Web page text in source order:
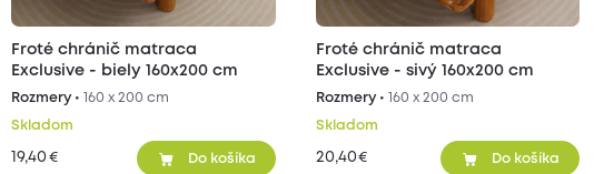
Froté chránič matraca
Exclusive - biely 160x200 cm
Rozmery • 160 x 200 cm
Skladom
19,40 € Do košíka
Froté chránič matraca
Exclusive - sivý 160x200 cm
Rozmery • 160 x 200 cm
Skladom
20,40 € Do košíka